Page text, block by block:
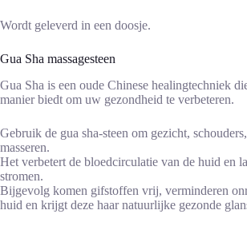
Wordt geleverd in een doosje.
Gua Sha massagesteen
Gua Sha is een oude Chinese healingtechniek
manier biedt om uw gezondheid te verbeteren.
Gebruik de gua sha-steen om gezicht,
masseren.
Het verbetert de bloedcirculatie van de huid en
stromen.
Bijgevolg komen gifstoffen vrij, verminderen
huid en krijgt deze haar natuurlijke gezonde